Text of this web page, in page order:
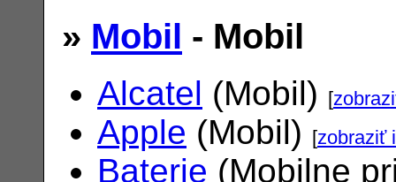
» Mobil - Mobil
Alcatel (Mobil) [
Apple (Mobil) [zobraziť
Baterie (Mobilne